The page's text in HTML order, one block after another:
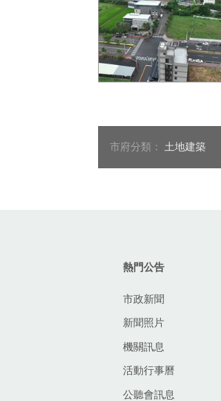
市府分類： 土地建築
熱門公告
市政新聞
新聞照片
機關訊息
活動行事曆
公聽會訊息